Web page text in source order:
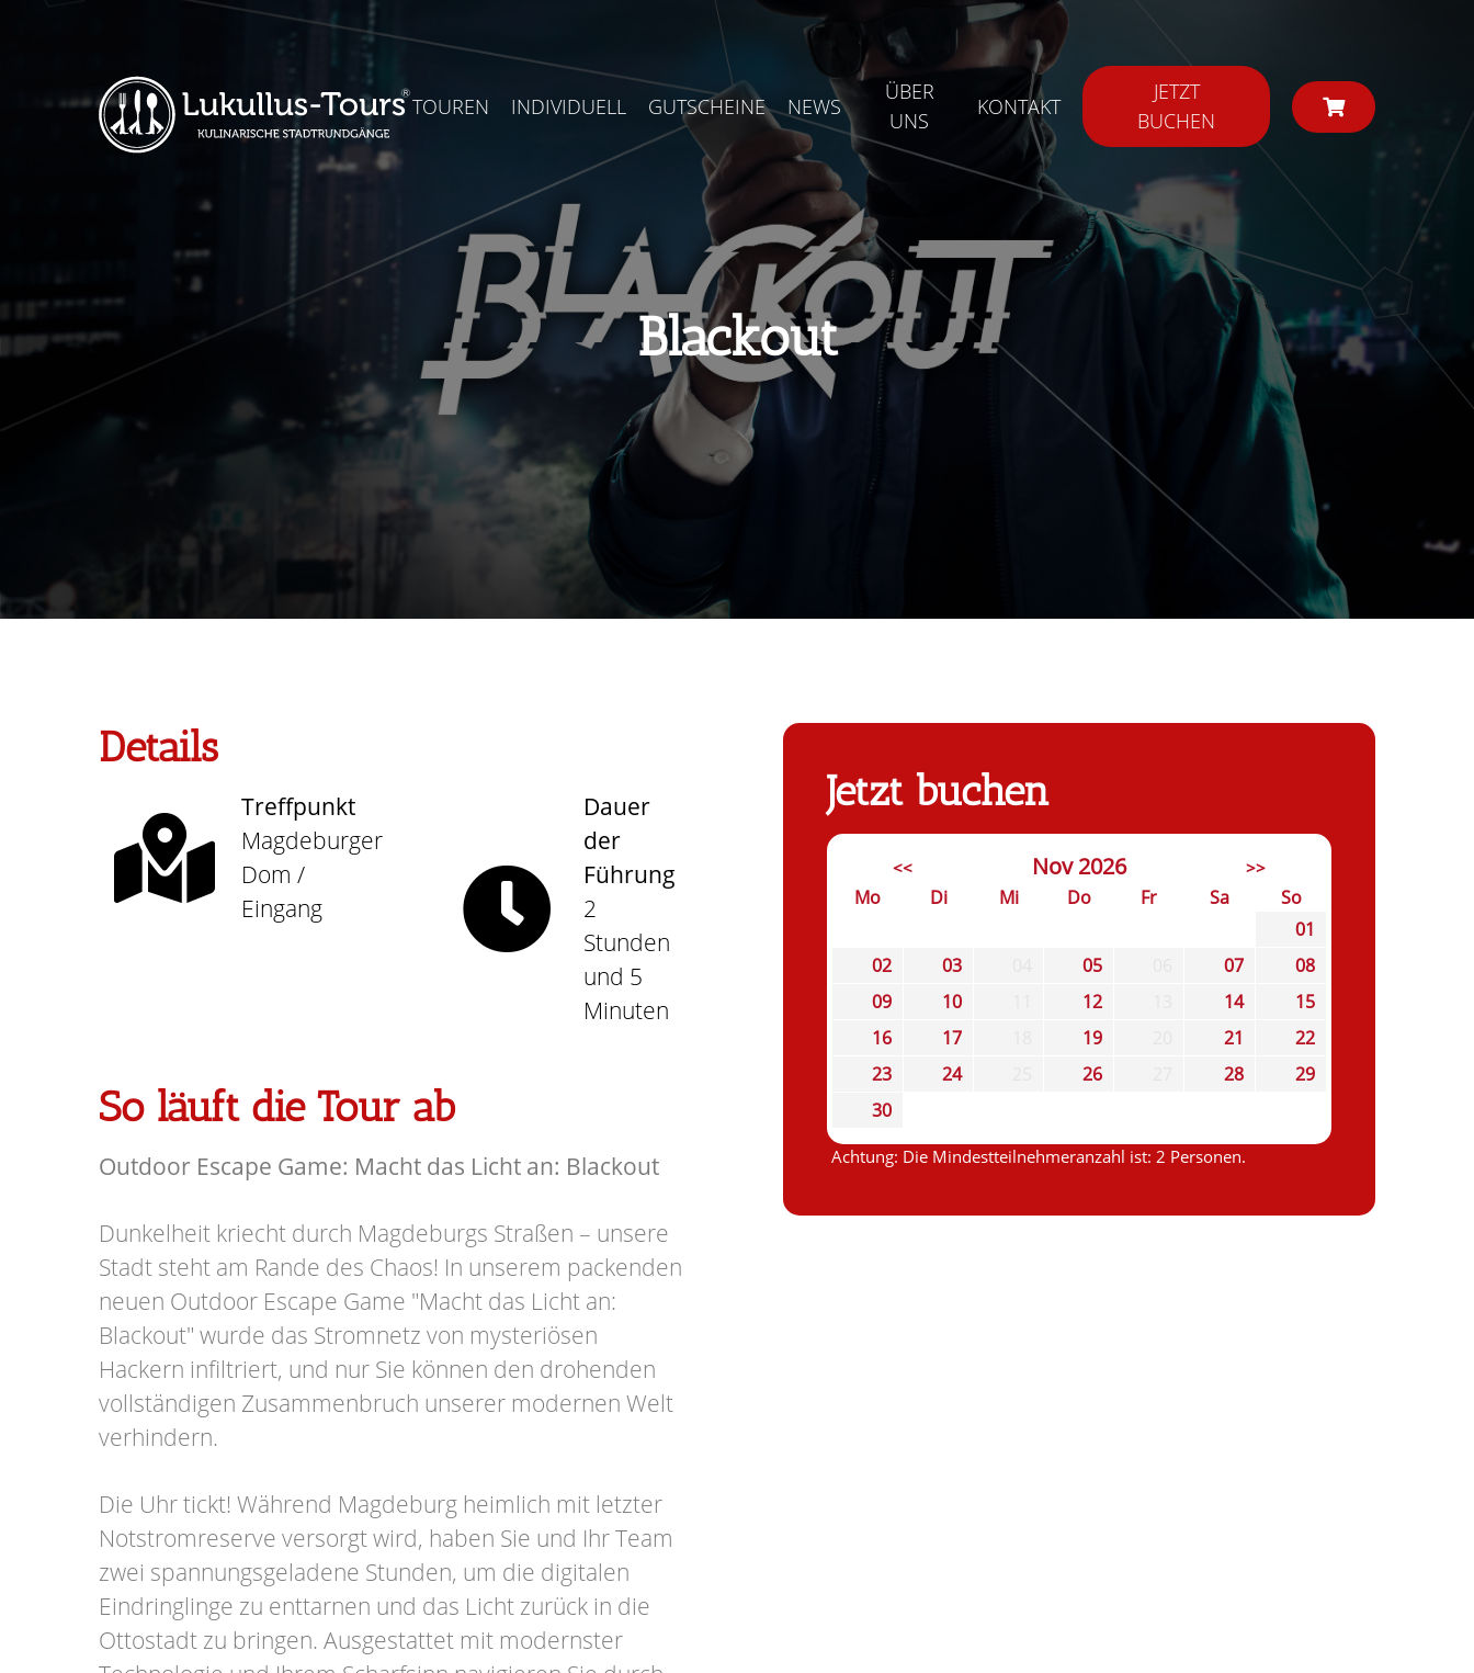
TOUREN INDIVIDUELL GUTSCHEINE NEWS
ÜBER
UNS
KONTAKT
JETZT
BUCHEN
Blackout
Details
Treffpunkt
Magdeburger
Dom /
Eingang
Dauer
der
Führung
2
Stunden
und 5
Minuten
So läuft die Tour ab
Outdoor Escape Game: Macht das Licht an: Blackout
Dunkelheit kriecht durch Magdeburgs Straßen – unsere
Stadt steht am Rande des Chaos! In unserem packenden
neuen Outdoor Escape Game "Macht das Licht an:
Blackout" wurde das Stromnetz von mysteriösen
Hackern infiltriert, und nur Sie können den drohenden
vollständigen Zusammenbruch unserer modernen Welt
verhindern.
Die Uhr tickt! Während Magdeburg heimlich mit letzter
Notstromreserve versorgt wird, haben Sie und Ihr Team
zwei spannungsgeladene Stunden, um die digitalen
Eindringlinge zu enttarnen und das Licht zurück in die
Ottostadt zu bringen. Ausgestattet mit modernster
Jetzt buchen
<< Nov 2026 >>
Mo Di Mi Do Fr Sa
So
01
02
03 05 07
08
09
10 12 14
15
16
17 19 21
22
23
24 26 28
29
30
Achtung: Die Mindestteilnehmeranzahl ist: 2 Personen.